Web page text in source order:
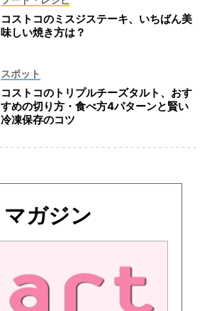
コストコのミスジステーキ、いちばん美
味しい焼き方は？
スポット
コストコのトリプルチーズタルト、おす
すめの切り方・食べ方4パターンと賢い
冷凍保存のコツ
マガジン